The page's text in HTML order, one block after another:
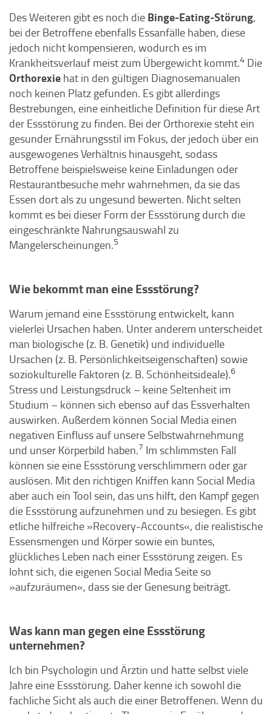
Des Weiteren gibt es noch die Binge-Eating-Störung,
bei der Betroffene ebenfalls Essanfälle haben, diese
jedoch nicht kompensieren, wodurch es im
Krankheitsverlauf meist zum Übergewicht kommt.4 Die
Orthorexie hat in den gültigen Diagnosemanualen
noch keinen Platz gefunden. Es gibt allerdings
Bestrebungen, eine einheitliche Definition für diese Art
der Essstörung zu finden. Bei der Orthorexie steht ein
gesunder Ernährungsstil im Fokus, der jedoch über ein
ausgewogenes Verhältnis hinausgeht, sodass
Betroffene beispielsweise keine Einladungen oder
Restaurantbesuche mehr wahrnehmen, da sie das
Essen dort als zu ungesund bewerten. Nicht selten
kommt es bei dieser Form der Essstörung durch die
eingeschränkte Nahrungsauswahl zu
Mangelerscheinungen.5
Wie bekommt man eine Essstörung?
Warum jemand eine Essstörung entwickelt, kann
vielerlei Ursachen haben. Unter anderem unterscheidet
man biologische (z. B. Genetik) und individuelle
Ursachen (z. B. Persönlichkeitseigenschaften) sowie
soziokulturelle Faktoren (z. B. Schönheitsideale).6
Stress und Leistungsdruck – keine Seltenheit im
Studium – können sich ebenso auf das Essverhalten
auswirken. Außerdem können Social Media einen
negativen Einfluss auf unsere Selbstwahrnehmung
und unser Körperbild haben.7 Im schlimmsten Fall
können sie eine Essstörung verschlimmern oder gar
auslösen. Mit den richtigen Kniffen kann Social Media
aber auch ein Tool sein, das uns hilft, den Kampf gegen
die Essstörung aufzunehmen und zu besiegen. Es gibt
etliche hilfreiche »Recovery-Accounts«, die realistische
Essensmengen und Körper sowie ein buntes,
glückliches Leben nach einer Essstörung zeigen. Es
lohnt sich, die eigenen Social Media Seite so
»aufzuräumen«, dass sie der Genesung beiträgt.
Was kann man gegen eine Essstörung
unternehmen?
Ich bin Psychologin und Ärztin und hatte selbst viele
Jahre eine Essstörung. Daher kenne ich sowohl die
fachliche Sicht als auch die einer Betroffenen. Wenn du